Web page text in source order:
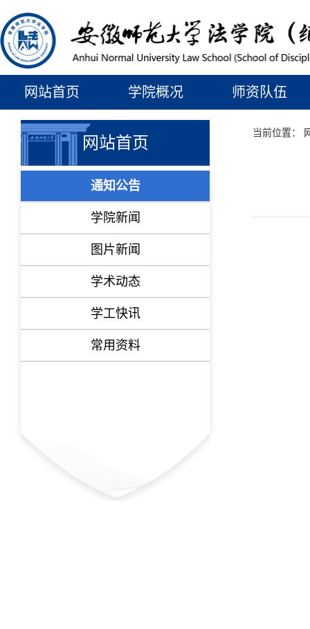
网站首页 学院概况 师资队伍
网站首页
通知公告
学院新闻
图片新闻
学术动态
学工快讯
常用资料
当前位置：